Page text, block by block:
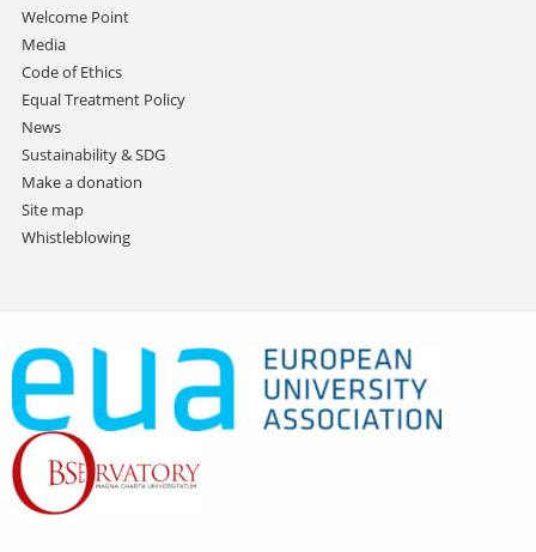
Welcome Point
Media
Code of Ethics
Equal Treatment Policy
News
Sustainability & SDG
Make a donation
Site map
Whistleblowing